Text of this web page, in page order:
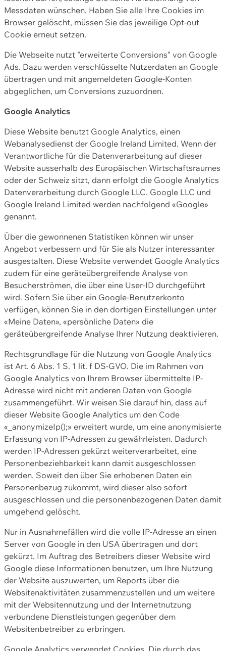
Messdaten wünschen. Haben Sie alle Ihre Cookies im
Browser gelöscht, müssen Sie das jeweilige Opt-out
Cookie erneut setzen.
Die Webseite nutzt "erweiterte Conversions" von Google
Ads. Dazu werden verschlüsselte Nutzerdaten an Google
übertragen und mit angemeldeten Google-Konten
abgeglichen, um Conversions zuzuordnen.
Google Analytics
Diese Website benutzt Google Analytics, einen
Webanalysedienst der Google Ireland Limited. Wenn der
Verantwortliche für die Datenverarbeitung auf dieser
Website ausserhalb des Europäischen Wirtschaftsraumes
oder der Schweiz sitzt, dann erfolgt die Google Analytics
Datenverarbeitung durch Google LLC. Google LLC und
Google Ireland Limited werden nachfolgend «Google»
genannt.
Über die gewonnenen Statistiken können wir unser
Angebot verbessern und für Sie als Nutzer interessanter
ausgestalten. Diese Website verwendet Google Analytics
zudem für eine geräteübergreifende Analyse von
Besucherströmen, die über eine User-ID durchgeführt
wird. Sofern Sie über ein Google-Benutzerkonto
verfügen, können Sie in den dortigen Einstellungen unter
«Meine Daten», «persönliche Daten» die
geräteübergreifende Analyse Ihrer Nutzung deaktivieren.
Rechtsgrundlage für die Nutzung von Google Analytics
ist Art. 6 Abs. 1 S. 1 lit. f DS-GVO. Die im Rahmen von
Google Analytics von Ihrem Browser übermittelte IP-
Adresse wird nicht mit anderen Daten von Google
zusammengeführt. Wir weisen Sie darauf hin, dass auf
dieser Website Google Analytics um den Code
«_anonymizeIp();» erweitert wurde, um eine anonymisierte
Erfassung von IP-Adressen zu gewährleisten. Dadurch
werden IP-Adressen gekürzt weiterverarbeitet, eine
Personenbeziehbarkeit kann damit ausgeschlossen
werden. Soweit den über Sie erhobenen Daten ein
Personenbezug zukommt, wird dieser also sofort
ausgeschlossen und die personenbezogenen Daten damit
umgehend gelöscht.
Nur in Ausnahmefällen wird die volle IP-Adresse an einen
Server von Google in den USA übertragen und dort
gekürzt. Im Auftrag des Betreibers dieser Website wird
Google diese Informationen benutzen, um Ihre Nutzung
der Website auszuwerten, um Reports über die
Websitenaktivitäten zusammenzustellen und um weitere
mit der Websitennutzung und der Internetnutzung
verbundene Dienstleistungen gegenüber dem
Websitenbetreiber zu erbringen.